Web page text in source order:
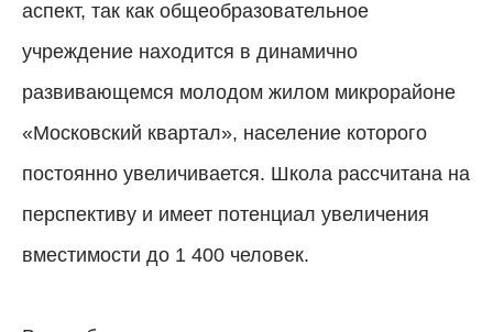
аспект, так как общеобразовательное
учреждение находится в динамично
развивающемся молодом жилом микрорайоне
«Московский квартал», население которого
постоянно увеличивается. Школа рассчитана на
перспективу и имеет потенциал увеличения
вместимости до 1 400 человек.